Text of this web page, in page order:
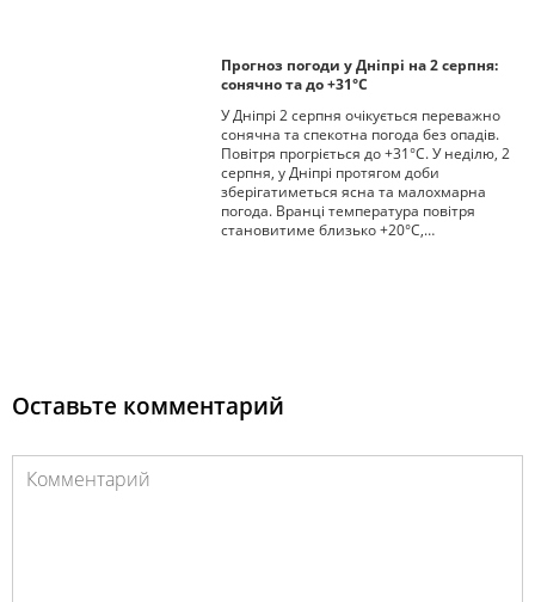
Прогноз погоди у Дніпрі на 2 серпня:
сонячно та до +31°С
У Дніпрі 2 серпня очікується переважно
сонячна та спекотна погода без опадів.
Повітря прогріється до +31°С. У неділю, 2
серпня, у Дніпрі протягом доби
зберігатиметься ясна та малохмарна
погода. Вранці температура повітря
становитиме близько +20°С,…
Оставьте комментарий